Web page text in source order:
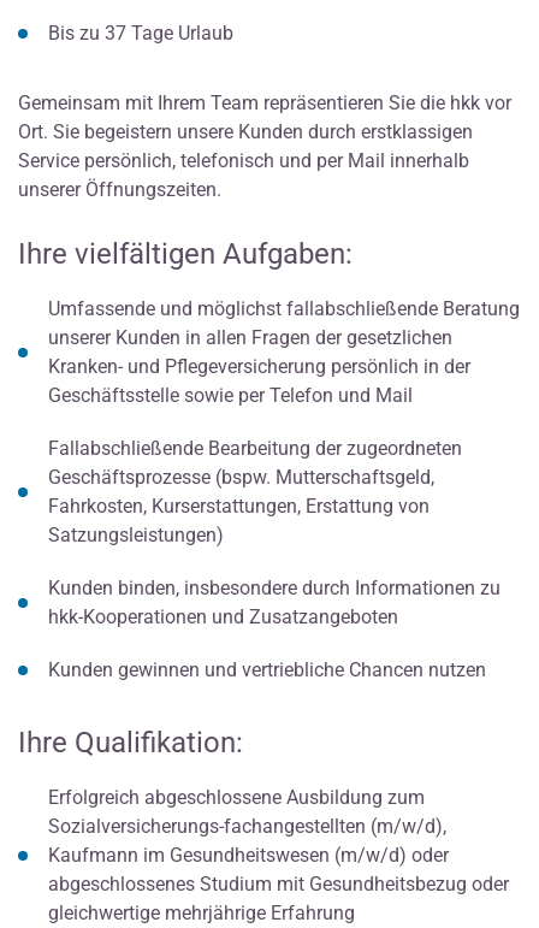
Bis zu 37 Tage Urlaub
Gemeinsam mit Ihrem Team repräsentieren Sie die hkk vor
Ort. Sie begeistern unsere Kunden durch erstklassigen
Service persönlich, telefonisch und per Mail innerhalb
unserer Öffnungszeiten.
Ihre vielfältigen Aufgaben:
Umfassende und möglichst fallabschließende Beratung
unserer Kunden in allen Fragen der gesetzlichen
Kranken- und Pflegeversicherung persönlich in der
Geschäftsstelle sowie per Telefon und Mail
Fallabschließende Bearbeitung der zugeordneten
Geschäftsprozesse (bspw. Mutterschaftsgeld,
Fahrkosten, Kurserstattungen, Erstattung von
Satzungsleistungen)
Kunden binden, insbesondere durch Informationen zu
hkk-Kooperationen und Zusatzangeboten
Kunden gewinnen und vertriebliche Chancen nutzen
Ihre Qualifikation:
Erfolgreich abgeschlossene Ausbildung zum
Sozialversicherungs-fachangestellten (m/w/d),
Kaufmann im Gesundheitswesen (m/w/d) oder
abgeschlossenes Studium mit Gesundheitsbezug oder
gleichwertige mehrjährige Erfahrung